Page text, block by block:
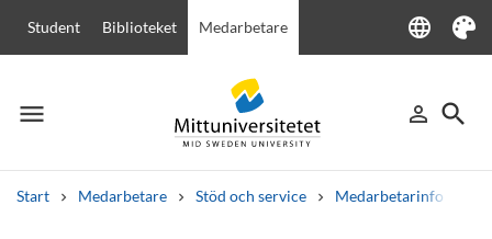
Student Biblioteket Medarbetare language
Language
Tema
menu
Meny person_outline
Logga in
search
Sök
Start Medarbetare Stöd och service Medarbetarinfo